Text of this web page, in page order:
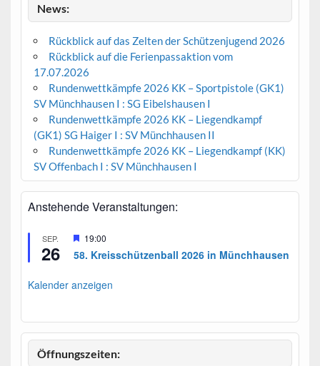
News:
Rückblick auf das Zelten der Schützenjugend 2026
Rückblick auf die Ferienpassaktion vom
17.07.2026
Rundenwettkämpfe 2026 KK – Sportpistole (GK1)
SV Münchhausen I : SG Eibelshausen I
Rundenwettkämpfe 2026 KK – Liegendkampf
(GK1) SG Haiger I : SV Münchhausen II
Rundenwettkämpfe 2026 KK – Liegendkampf (KK)
SV Offenbach I : SV Münchhausen I
Anstehende Veranstaltungen:
SEP.
26
H
r
o
o
b
19:00
58. Kreisschützenball 2026 in Münchhausen
Kalender anzeigen
Öffnungszeiten: